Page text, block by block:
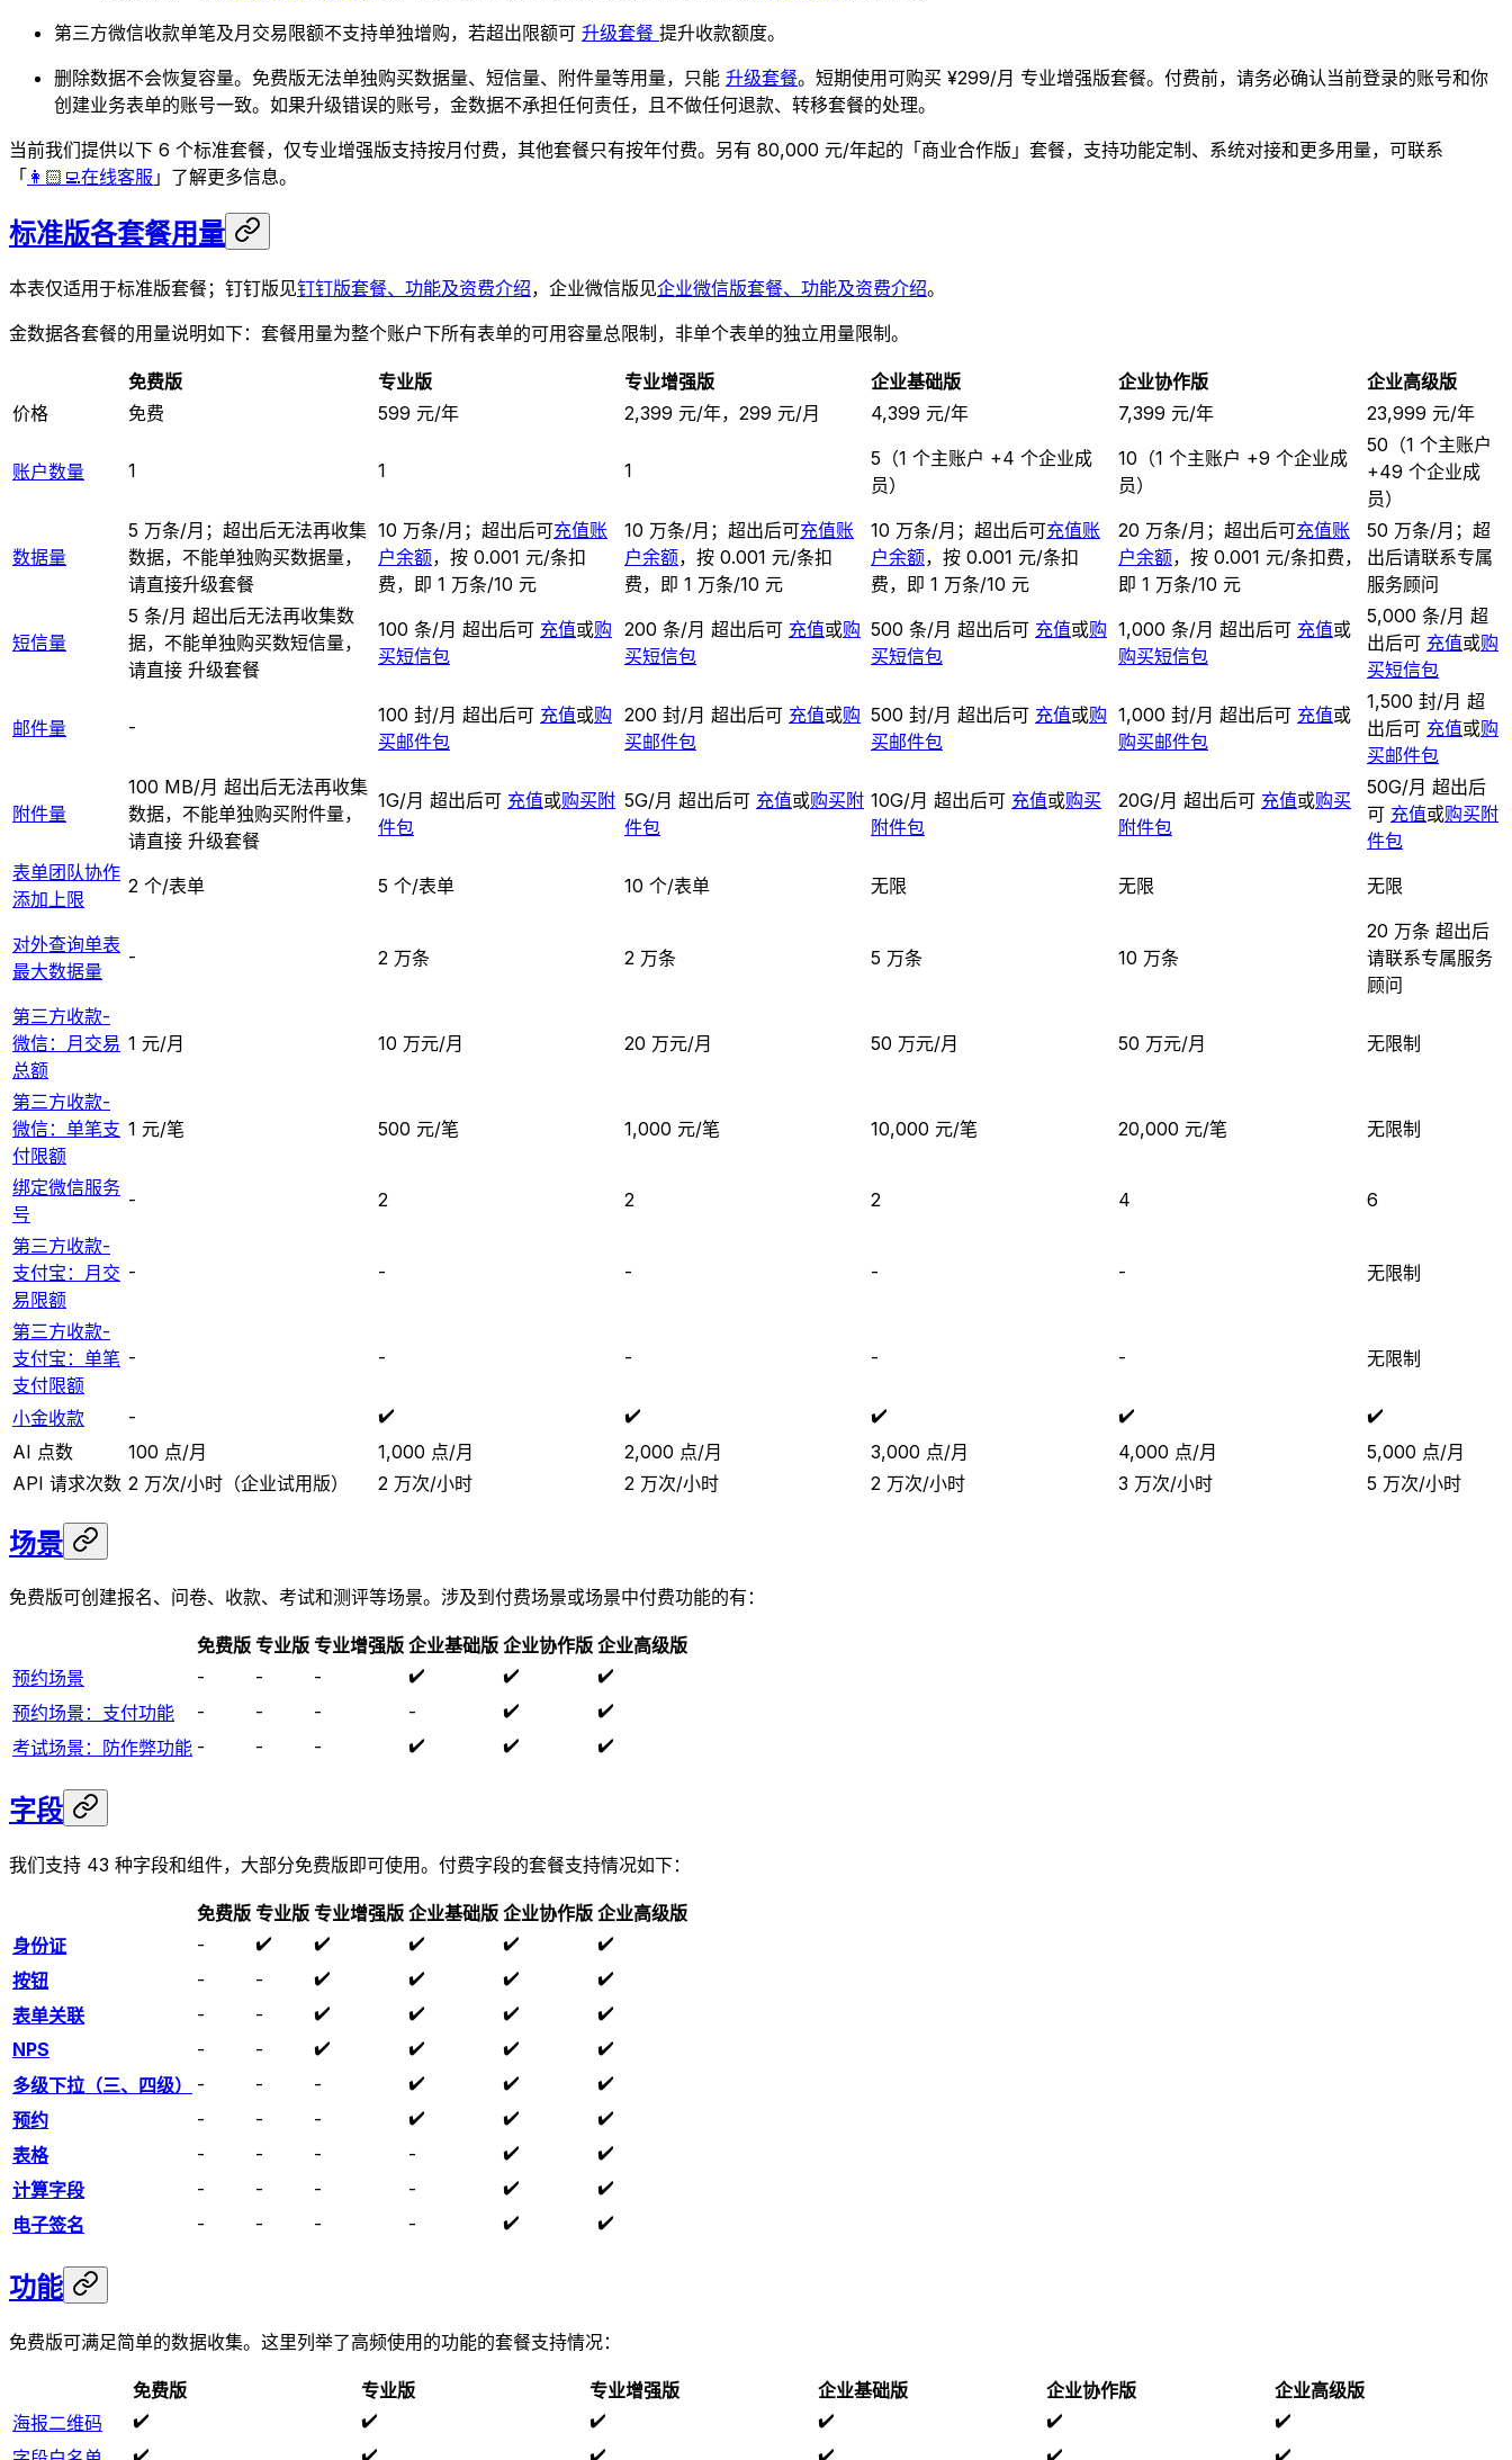
第三方微信收款单笔及月交易限额不支持单独增购，若超出限额可 升级套餐 提升收款额度。
删除数据不会恢复容量。免费版无法单独购买数据量、短信量、附件量等用量，只能 升级套餐。短期使用可购买 ¥299/月 专业增强版套餐。付费前，请务必确认当前登录的账号和你
创建业务表单的账号一致。如果升级错误的账号，金数据不承担任何责任，且不做任何退款、转移套餐的处理。
当前我们提供以下 6 个标准套餐，仅专业增强版支持按月付费，其他套餐只有按年付费。另有 80,000 元/年起的「商业合作版」套餐，支持功能定制、系统对接和更多用量，可联系
「 👩🏻‍💻在线客服 」了解更多信息。
标准版各套餐用量
本表仅适用于标准版套餐；钉钉版见钉钉版套餐、功能及资费介绍，企业微信版见企业微信版套餐、功能及资费介绍。
金数据各套餐的用量说明如下：套餐用量为整个账户下所有表单的可用容量总限制，非单个表单的独立用量限制。
免费版 专业版 专业增强版 企业基础版 企业协作版
企业高级版
价格
免费 599 元/年 2,399 元/年，299 元/月 4,399 元/年 7,399 元/年 23,999 元/年
账户数量 1 1 1
5（1 个主账户 +4 个企业成
员）
10（1 个主账户 +9 个企业成
员）
50（1 个主账户
+49 个企业成
员）
数据量
5 万条/月；超出后无法再收集
数据，不能单独购买数据量，
请直接升级套餐
10 万条/月；超出后可充值账
户余额，按 0.001 元/条扣
费，即 1 万条/10 元
10 万条/月；超出后可充值账
户余额，按 0.001 元/条扣
费，即 1 万条/10 元
10 万条/月；超出后可充值账
户余额，按 0.001 元/条扣
费，即 1 万条/10 元
20 万条/月；超出后可充值账
户余额，按 0.001 元/条扣费，
即 1 万条/10 元
50 万条/月；超
出后请联系专属
服务顾问
短信量
5 条/月 超出后无法再收集数
据，不能单独购买数短信量，
请直接 升级套餐
100 条/月 超出后可 充值或购
买短信包
200 条/月 超出后可 充值或购
买短信包
500 条/月 超出后可 充值或购
买短信包
1,000 条/月 超出后可 充值或
购买短信包
5,000 条/月 超
出后可 充值或购
买短信包
邮件量 -
100 封/月 超出后可 充值或购
买邮件包
200 封/月 超出后可 充值或购
买邮件包
500 封/月 超出后可 充值或购
买邮件包
1,000 封/月 超出后可 充值或
购买邮件包
1,500 封/月 超
出后可 充值或购
买邮件包
附件量
100 MB/月 超出后无法再收集
数据，不能单独购买附件量，
请直接 升级套餐
1G/月 超出后可 充值或购买附
件包
5G/月 超出后可 充值或购买附
件包
10G/月 超出后可 充值或购买
附件包
20G/月 超出后可 充值或购买
附件包
50G/月 超出后
可 充值或购买附
件包
表单团队协作
添加上限
2 个/表单 5 个/表单 10 个/表单 无限 无限 无限
对外查询单表
最大数据量
- 2 万条 2 万条 5 万条 10 万条
20 万条 超出后
请联系专属服务
顾问
第三方收款-
微信：月交易
总额
1 元/月 10 万元/月 20 万元/月 50 万元/月 50 万元/月 无限制
第三方收款-
微信：单笔支
付限额
1 元/笔 500 元/笔 1,000 元/笔 10,000 元/笔 20,000 元/笔 无限制
绑定微信服务
号
- 2 2 2 4 6
第三方收款-
支付宝：月交
易限额
- - - - - 无限制
第三方收款-
支付宝：单笔
支付限额
- - - - - 无限制
小金收款 - ✔️ ✔️ ✔️ ✔️
✔️
AI 点数
100 点/月 1,000 点/月 2,000 点/月 3,000 点/月 4,000 点/月
5,000 点/月
API 请求次数 2 万次/小时（企业试用版） 2 万次/小时 2 万次/小时 2 万次/小时 3 万次/小时 5 万次/小时
场景
免费版可创建报名、问卷、收款、考试和测评等场景。涉及到付费场景或场景中付费功能的有：
免费版 专业版 专业增强版 企业基础版 企业协作版 企业高级版
预约场景
- - - ✔️ ✔️
✔️
预约场景：支付功能
- - - - ✔️
✔️
考试场景：防作弊功能 - - - ✔️ ✔️ ✔️
字段
我们支持 43 种字段和组件，大部分免费版即可使用。付费字段的套餐支持情况如下：
免费版 专业版 专业增强版 企业基础版 企业协作版 企业高级版
身份证
- ✔️ ✔️ ✔️ ✔️
✔️
按钮
- - ✔️ ✔️ ✔️
✔️
表单关联
- - ✔️ ✔️ ✔️
✔️
NPS
- - ✔️ ✔️ ✔️
✔️
多级下拉（三、四级）
- - - ✔️ ✔️
✔️
预约
- - - ✔️ ✔️
✔️
表格
- - - - ✔️
✔️
计算字段
- - - - ✔️
✔️
电子签名
- - - - ✔️ ✔️
功能
免费版可满足简单的数据收集。这里列举了高频使用的功能的套餐支持情况：
免费版 专业版 专业增强版 企业基础版 企业协作版
企业高级版
海报二维码
✔️ ✔️ ✔️ ✔️ ✔️
✔️
✔️ ✔️ ✔️ ✔️ ✔️ ✔️